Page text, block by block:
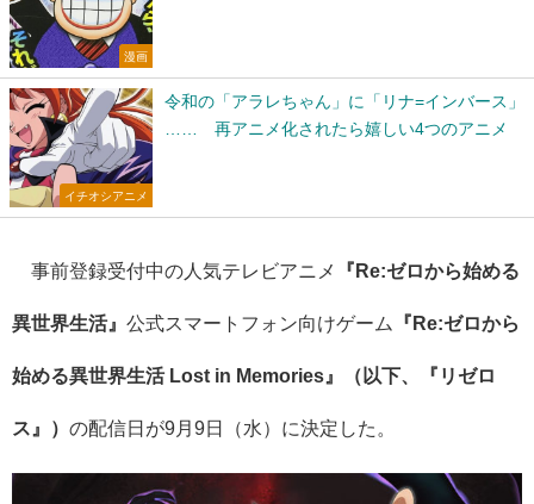
漫画
イチオシアニメ
令和の「アラレちゃん」に「リナ=インバース」
…… 再アニメ化されたら嬉しい4つのアニメ
事前登録受付中の人気テレビアニメ 『Re:ゼロから始める
異世界生活』 公式スマートフォン向けゲーム 『Re:ゼロから
始める異世界生活 Lost in Memories』（以下、『リゼロ
ス』） の配信日が9月9日（水）に決定した。